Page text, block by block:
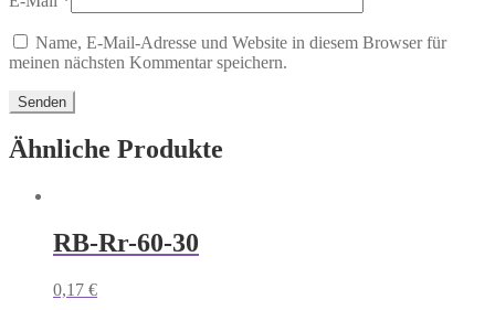
Name, E-Mail-Adresse und Website in diesem Browser für
meinen nächsten Kommentar speichern.
Ähnliche Produkte
RB-Rr-60-30
0,17 €